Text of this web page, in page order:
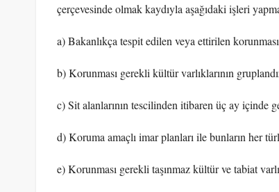
çerçevesinde olmak kaydıyla aşağıdaki işleri
a) Bakanlıkça tespit edilen veya ettirilen
b) Korunması gerekli kültür varlıklarının
c) Sit alanlarının tescilinden itibaren üç ay içinde
d) Koruma amaçlı imar planları ile bunların her
e) Korunması gerekli taşınmaz kültür ve tabiat